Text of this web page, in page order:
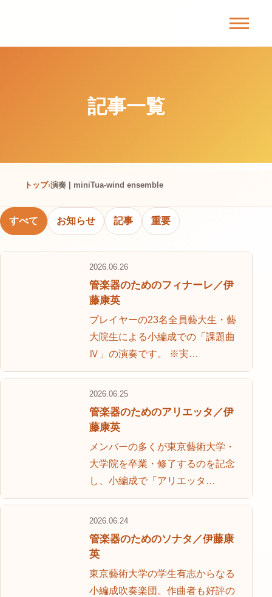
記事一覧
トップ 演奏 | miniTua-wind ensemble
すべて お知らせ 記事 重要
2026.06.26
管楽器のためのフィナーレ／伊
藤康英
プレイヤーの23名全員藝大生・藝
大院生による小編成での「課題曲
Ⅳ」の演奏です。 ※実…
2026.06.25
管楽器のためのアリエッタ／伊
藤康英
メンバーの多くが東京藝術大学・
大学院を卒業・修了するのを記念
し、小編成で「アリエッタ…
2026.06.24
管楽器のためのソナタ／伊藤康
英
東京藝術大学の学生有志からなる
小編成吹奏楽団。作曲者も好評の